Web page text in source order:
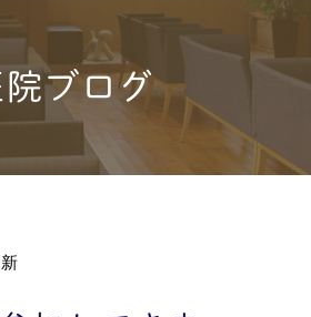
ブログ